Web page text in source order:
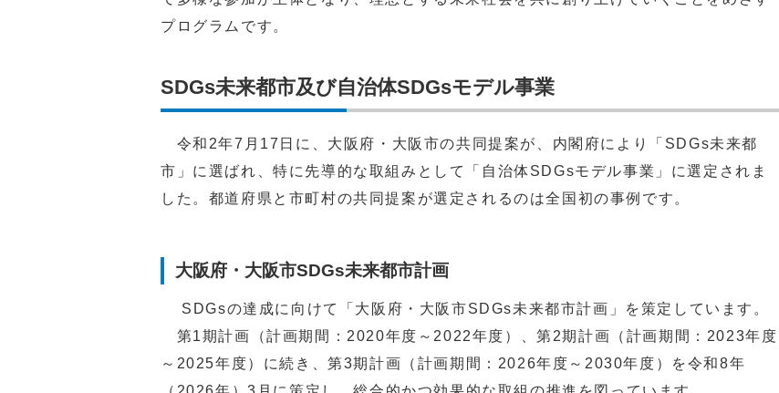
プログラムです。
SDGs未来都市及び自治体SDGsモデル事業
令和2年7月17日に、大阪府・大阪市の共同提案が、内閣府により「SDGs未来都
市」に選ばれ、特に先導的な取組みとして「自治体SDGsモデル事業」に選定されま
した。都道府県と市町村の共同提案が選定されるのは全国初の事例です。
大阪府・大阪市SDGs未来都市計画
SDGsの達成に向けて「大阪府・大阪市SDGs未来都市計画」を策定しています。
第1期計画（計画期間：2020年度～2022年度）、第2期計画（計画期間：2023年度
～2025年度）に続き、第3期計画（計画期間：2026年度～2030年度）を令和8年